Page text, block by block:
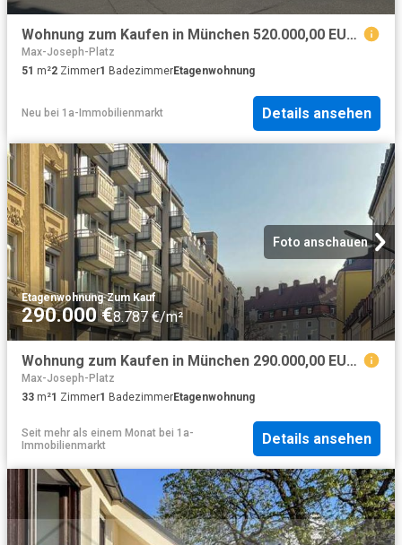
Wohnung zum Kaufen in München 520.000,00 EUR 51 m²
Max-Joseph-Platz
51 m²2 Zimmer1 BadezimmerEtagenwohnung
Neu bei 1a-Immobilienmarkt Details ansehen
Foto anschauen
Etagenwohnung·Zum Kauf
290.000 €8.787 €/m²
Wohnung zum Kaufen in München 290.000,00 EUR 33 m²
Max-Joseph-Platz
33 m²1 Zimmer1 BadezimmerEtagenwohnung
Seit mehr als einem Monat bei 1a-
Immobilienmarkt
Details ansehen